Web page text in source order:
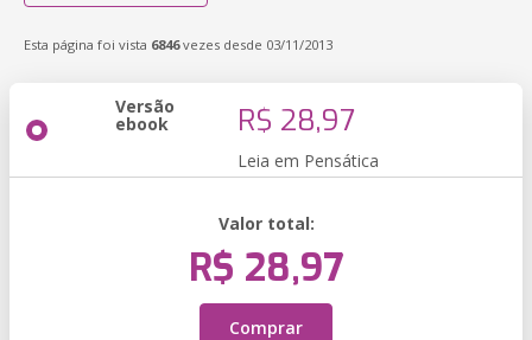
Esta página foi vista 6846vezes desde 03/11/2013
Versão
ebook R$ 28,97
Leia em Pensática
Valor total:
R$ 28,97
Comprar